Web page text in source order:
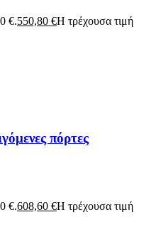
€.550,80 €Η τρέχουσα τιμή
πόρτες
€.608,60 €Η τρέχουσα τιμή